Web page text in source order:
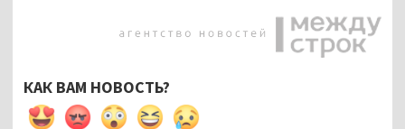
КАК ВАМ НОВОСТЬ?